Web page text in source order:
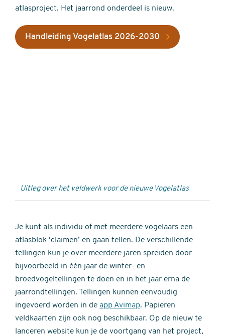
atlasproject. Het jaarrond onderdeel is nieuw.
Handleiding Vogelatlas 2026-2030
Uitleg over het veldwerk voor de nieuwe Vogelatlas
Je kunt als individu of met meerdere vogelaars een
atlasblok ‘claimen’ en gaan tellen. De verschillende
tellingen kun je over meerdere jaren spreiden door
bijvoorbeeld in één jaar de winter- en
broedvogeltellingen te doen en in het jaar erna de
jaarrondtellingen. Tellingen kunnen eenvoudig
ingevoerd worden in de app Avimap. Papieren
veldkaarten zijn ook nog beschikbaar. Op de nieuw te
lanceren website kun je de voortgang van het project,